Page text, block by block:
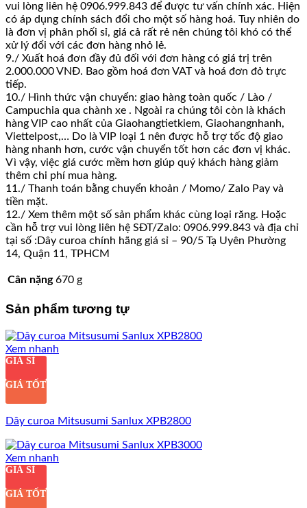
vui lòng liên hệ 0906.999.843 để được tư vấn chính xác. Hiện
có áp dụng chính sách đổi cho một số hàng hoá. Tuy nhiên do
là đơn vị phân phối sỉ, giá cả rất rẻ nên chúng tôi khó có thể
xử lý đổi với các đơn hàng nhỏ lẻ.
9./ Xuất hoá đơn đầy đủ đối với đơn hàng có giá trị trên
2.000.000 VNĐ. Bao gồm hoá đơn VAT và hoá đơn đỏ trực
tiếp.
10./ Hình thức vận chuyển: giao hàng toàn quốc / Lào /
Campuchia qua chành xe . Ngoài ra chúng tôi còn là khách
hàng VIP cao nhất của Giaohangtietkiem, Giaohangnhanh,
Viettelpost,… Do là VIP loại 1 nên được hỗ trợ tốc độ giao
hàng nhanh hơn, cước vận chuyển tốt hơn các đơn vị khác.
Vì vậy, việc giá cước mềm hơn giúp quý khách hàng giảm
thêm chi phí mua hàng.
11./ Thanh toán bằng chuyển khoản / Momo/ Zalo Pay và
tiền mặt.
12./ Xem thêm một số sản phẩm khác cùng loại răng. Hoặc
cần hỗ trợ vui lòng liên hệ SĐT/Zalo: 0906.999.843 và địa chỉ
tại số :Dây curoa chính hãng giá sỉ – 90/5 Tạ Uyên Phường
14, Quận 11, TPHCM
Cân nặng 670 g
Sản phẩm tương tự
Xem nhanh
GIÁ SỈ
GIÁ TỐT
Dây curoa Mitsusumi Sanlux XPB2800
Xem nhanh
GIÁ SỈ
GIÁ TỐT